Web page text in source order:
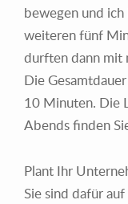
bewegen und
weiteren fünf
durften dann mit
Die
10 Minuten. Die
Abends finden
Plant Ihr
Sie sind dafür